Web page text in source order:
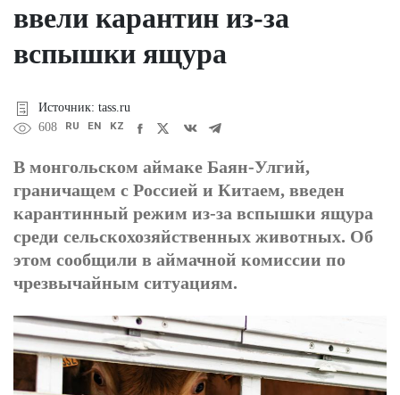
ввели карантин из-за
вспышки ящура
Источник: tass.ru
608
RU EN KZ
В монгольском аймаке Баян-Улгий,
граничащем с Россией и Китаем, введен
карантинный режим из-за вспышки ящура
среди сельскохозяйственных животных. Об
этом сообщили в аймачной комиссии по
чрезвычайным ситуациям.